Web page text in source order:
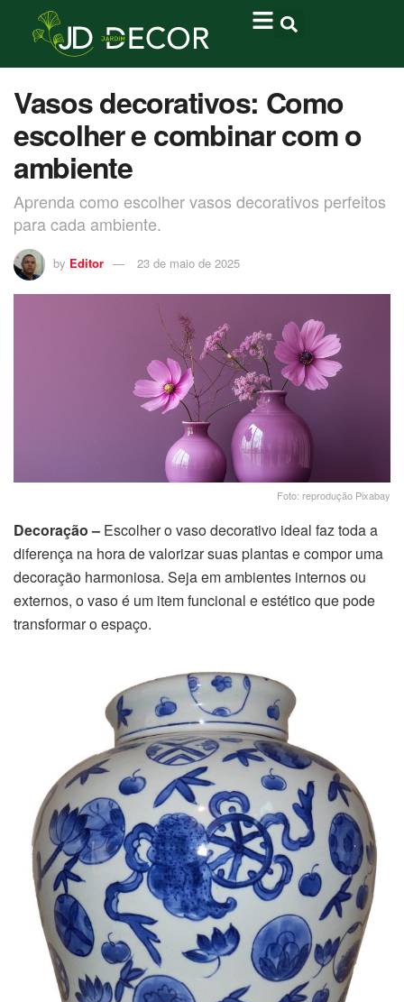
Vasos decorativos: Como
escolher e combinar com o
ambiente
Aprenda como escolher vasos decorativos perfeitos
para cada ambiente.
by Editor 23 de maio de 2025
Foto: reprodução Pixabay
Decoração – Escolher o vaso decorativo ideal faz toda a
diferença na hora de valorizar suas plantas e compor uma
decoração harmoniosa. Seja em ambientes internos ou
externos, o vaso é um item funcional e estético que pode
transformar o espaço.